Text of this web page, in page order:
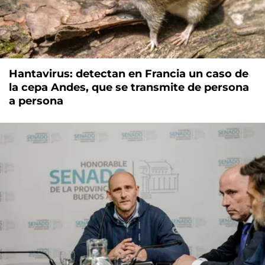
Hantavirus: detectan en Francia un caso de
la cepa Andes, que se transmite de persona
a persona